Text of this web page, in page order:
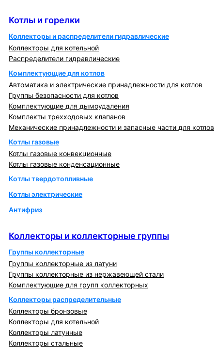
Котлы и горелки
Коллекторы и распределители гидравлические
Коллекторы для котельной
Распределители гидравлические
Комплектующие для котлов
Автоматика и электрические принадлежности для котлов
Группы безопасности для котлов
Комплектующие для дымоудаления
Комплекты трехходовых клапанов
Механические принадлежности и запасные части для котлов
Котлы газовые
Котлы газовые конвекционные
Котлы газовые конденсационные
Котлы твердотопливные
Котлы электрические
Антифриз
Коллекторы и коллекторные группы
Группы коллекторные
Группы коллекторные из латуни
Группы коллекторные из нержавеющей стали
Комплектующие для групп коллекторных
Коллекторы распределительные
Коллекторы бронзовые
Коллекторы для котельной
Коллекторы латунные
Коллекторы стальные